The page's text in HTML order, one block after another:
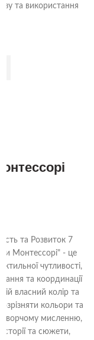
та використання
та Розвиток 7
Монтессорі" - це
чутливості,
та координації
власний колір та
кольори та
творчому мисленню,
та сюжети,